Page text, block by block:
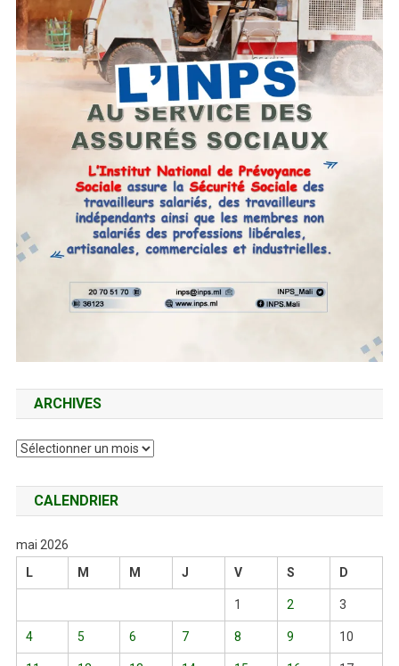
ARCHIVES
Archives
CALENDRIER
mai 2026
L
M M J V S D
1 2 3
4 5 6 7 8 9 10